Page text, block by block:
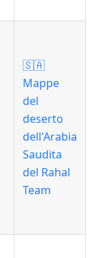
🇸🇦
Mappe
del
deserto
dell'Arabia
Saudita
del Rahal
Team